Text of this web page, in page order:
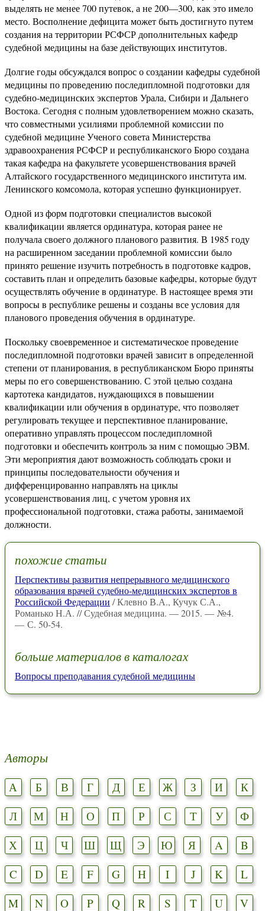
выделять не менее 700 путевок, а не 200—300, как это имело
место. Восполнение дефицита может быть достигнуто путем
создания на территории РСФСР дополнительных кафедр
судебной медицины на базе действующих институтов.
Долгие годы обсуждался вопрос о создании кафедры судебной
медицины по проведению последипломной подготовки для
судебно-медицинских экспертов Урала, Сибири и Дальнего
Востока. Сегодня с полным удовлетворением можно сказать,
что совместными усилиями проблемной комиссии по
судебной медицине Ученого совета Министерства
здравоохранения РСФСР и республиканского Бюро создана
такая кафедра на факультете усовершенствования врачей
Алтайского государственного медицинского института им.
Ленинского комсомола, которая успешно функционирует.
Одной из форм подготовки специалистов высокой
квалификации является ординатура, которая ранее не
получала своего должного планового развития. В 1985 году
на расширенном заседании проблемной комиссии было
принято решение изучить потребность в подготовке кадров,
составить план и определить базовые кафедры, которые будут
осуществлять обучение в ординатуре. В настоящее время эти
вопросы в республике решены и созданы все условия для
планового проведения обучения в ординатуре.
Поскольку своевременное и систематическое проведение
последипломной подготовки врачей зависит в определенной
степени от планирования, в республиканском Бюро приняты
меры по его совершенствованию. С этой целью создана
картотека кандидатов, нуждающихся в повышении
квалификации или обучения в ординатуре, что позволяет
регулировать текущее и перспективное планирование,
оперативно управлять процессом последипломной
подготовки и обеспечить контроль за ним с помощью ЭВМ.
Эти мероприятия дают возможность соблюдать сроки и
принципы последовательности обучения и
дифференцированно направлять на циклы
усовершенствования лиц, с учетом уровня их
профессиональной подготовки, стажа работы, занимаемой
должности.
похожие статьи
Перспективы развития непрерывного медицинского
образования врачей судебно-медицинских экспертов в
Российской Федерации / Клевно В.А., Кучук С.А.,
Романько Н.А. // Судебная медицина. — 2015. — №4.
— С. 50-54.
больше материалов в каталогах
Вопросы преподавания судебной медицины
Авторы
А Б В Г Д Е Ж З И
К
Л
М Н О П Р С Т У
Ф
Х
Ц Ч Ш Щ Э Ю Я A
B
C
D E F G H I J K
L
M
N O P Q R S T U
V